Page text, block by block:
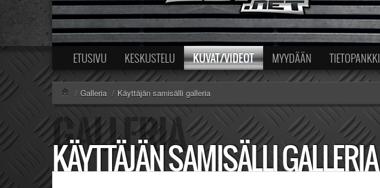
ETUSIVU KESKUSTELU KUVAT/VIDEOT MYYDÄÄN TIETOPANKKI
/ Galleria / Käyttäjän samisälli galleria
KÄYTTÄJÄN SAMISÄLLI GALLERIA